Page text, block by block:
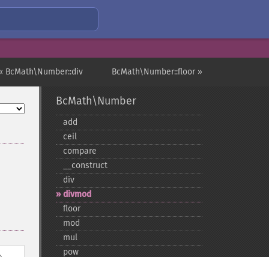
BcMath\Number::floor »
BcMath\Number::div
BcMath\Number
add
ceil
compare
_​_​construct
div
divmod
floor
mod
mul
pow